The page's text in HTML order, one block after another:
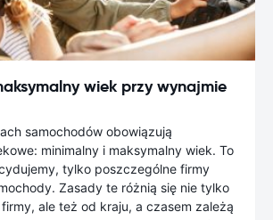
wiek przy wynajmie
samochodów obowiązują
minimalny i maksymalny wiek. To
tylko poszczególne firmy
Zasady te różnią się nie tylko
ale też od kraju, a czasem zależą